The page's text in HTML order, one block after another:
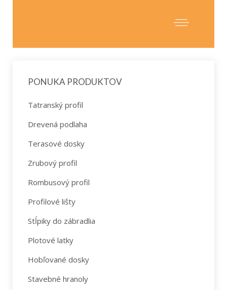
PONUKA PRODUKTOV
Tatranský profil
Drevená podlaha
Terasové dosky
Zrubový profil
Rombusový profil
Profilové lišty
Stĺpiky do zábradlia
Plotové latky
Hobľované dosky
Stavebné hranoly